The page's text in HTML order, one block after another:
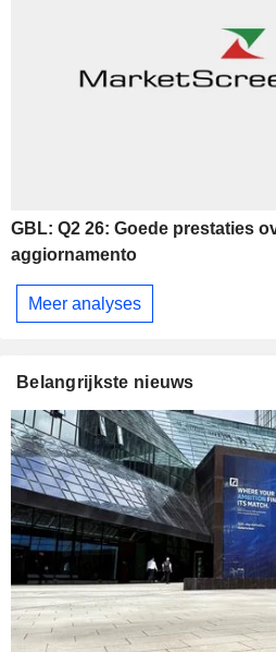
GBL: Q2 26: Goede prestaties
aggiornamento
Meer analyses
Belangrijkste nieuws